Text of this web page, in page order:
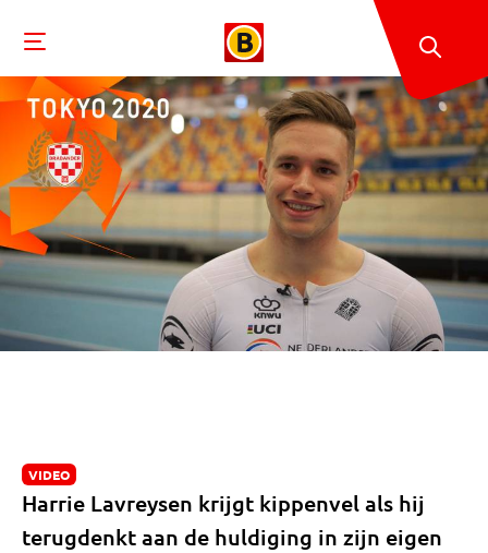
VIDEO
Harrie Lavreysen krijgt kippenvel als hij
terugdenkt aan de huldiging in zijn eigen